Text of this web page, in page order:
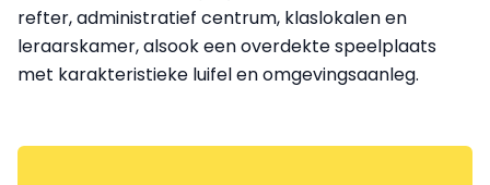
refter, administratief centrum, klaslokalen en
leraarskamer, alsook een overdekte speelplaats
met karakteristieke luifel en omgevingsaanleg.